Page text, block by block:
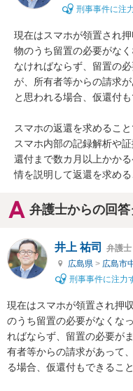
刑事事件に注
現在はスマホが領置され
物のうち留置の必要がな
なければならず、留置の
が、所有者等からの請求
と思われる場合、仮還付
スマホの返還を求めるこ
スマホ内部の記録解析や
還付まで数カ月以上かか
情を説明して返還を求め
弁護士からの回
井上 祐司
弁護士
広島県 > 広島市
刑事事件に注力
現在はスマホが領置され押
のうち留置の必要がなくな
ればならず、留置の必要が
有者等からの請求があって
る場合、仮還付もできるこ